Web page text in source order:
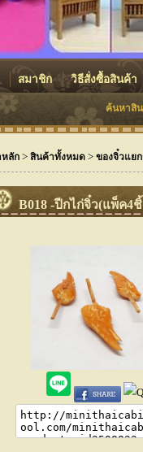
สมาชิก วิธีสั่งซื้อสินค้า
ค้นหาสิ
ลัก > สินค้าทั้งหมด > ของจิ๋วแย
B018 -ปีกไก่จิ๋ว(แพ็ค4